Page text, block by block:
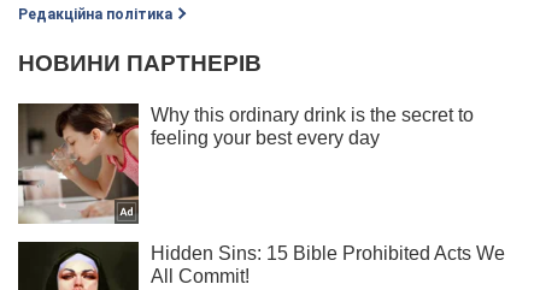
Редакційна політика